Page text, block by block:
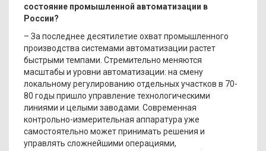
состояние промышленной автоматизации в
России?
– За последнее десятилетие охват промышленного
производства системами автоматизации растет
быстрыми темпами. Стремительно меняются
масштабы и уровни автоматизации: на смену
локальному регулированию отдельных участков в 70-
80 годы пришло управление технологическими
линиями и целыми заводами. Современная
контрольно-измерительная аппаратура уже
самостоятельно может принимать решения и
управлять сложнейшими операциями,